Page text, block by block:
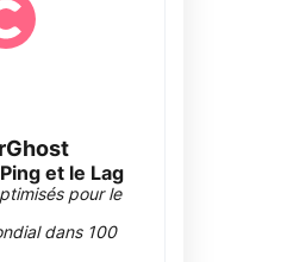
et le Lag
pour le
dans 100